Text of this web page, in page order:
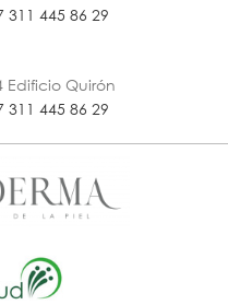
311 445 86 29
Edificio Quirón
311 445 86 29